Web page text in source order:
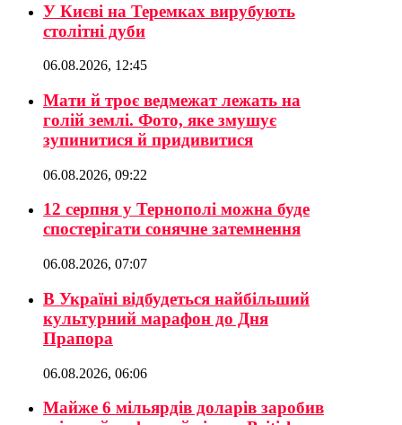
У Києві на Теремках вирубують
столітні дуби
06.08.2026, 12:45
Мати й троє ведмежат лежать на
голій землі. Фото, яке змушує
зупинитися й придивитися
06.08.2026, 09:22
12 серпня у Тернополі можна буде
спостерігати сонячне затемнення
06.08.2026, 07:07
В Україні відбудеться найбільший
культурний марафон до Дня
Прапора
06.08.2026, 06:06
Майже 6 мільярдів доларів заробив